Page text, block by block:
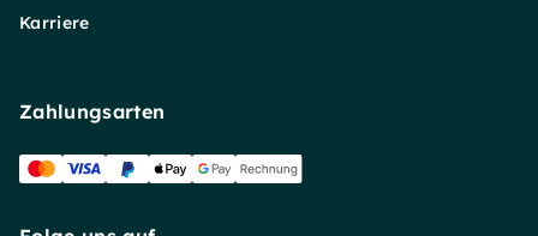
Karriere
Zahlungsarten